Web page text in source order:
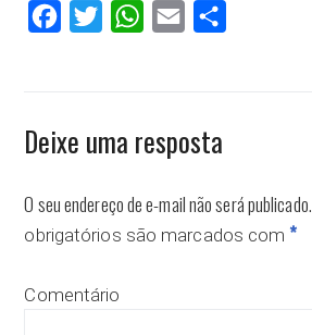
FacebookTwitter WhatsApp
Email
Deixe uma resposta
O seu endereço de e-mail não será publicado.
obrigatórios são marcados com *
Comentário